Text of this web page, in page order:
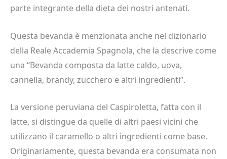
parte integrante della dieta dei nostri antenati.
Questa bevanda è menzionata anche nel dizionario
della Reale Accademia Spagnola, che la descrive come
una “Bevanda composta da latte caldo, uova,
cannella, brandy, zucchero e altri ingredienti”.
La versione peruviana del Caspiroletta, fatta con il
latte, si distingue da quelle di altri paesi vicini che
utilizzano il caramello o altri ingredienti come base.
Originariamente, questa bevanda era consumata non